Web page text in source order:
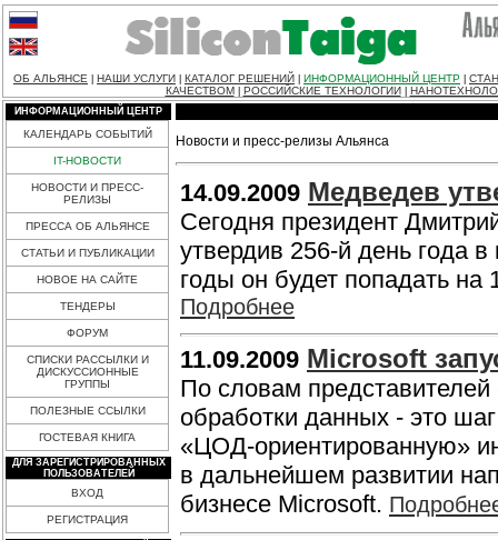
ОБ АЛЬЯНСЕ НАШИ УСЛУГИ КАТАЛОГ РЕШЕНИЙ ИНФОРМАЦИОННЫЙ ЦЕНТР
КАЧЕСТВОМ
РОССИЙСКИЕ ТЕХНОЛОГИИ
ИНФОРМАЦИОННЫЙ ЦЕНТР
КАЛЕНДАРЬ СОБЫТИЙ
IT-НОВОСТИ
НОВОСТИ И ПРЕСС-
РЕЛИЗЫ
ПРЕССА ОБ АЛЬЯНСЕ
СТАТЬИ И ПУБЛИКАЦИИ
НОВОЕ НА САЙТЕ
ТЕНДЕРЫ
ФОРУМ
СПИСКИ РАССЫЛКИ И
ДИСКУССИОННЫЕ
ГРУППЫ
ПОЛЕЗНЫЕ ССЫЛКИ
ГОСТЕВАЯ КНИГА
ДЛЯ ЗАРЕГИСТРИРОВАННЫХ
ПОЛЬЗОВАТЕЛЕЙ
ВХОД
РЕГИСТРАЦИЯ
Новости и пресс-релизы Альянса
14.09.2009 Медведев
Сегодня президент
утвердив 256-й день года
годы он будет попадать на
Подробнее
11.09.2009 Microsoft
По словам представителей
обработки данных - это
«ЦОД-ориентированную»
в дальнейшем развитии
бизнесе Microsoft.